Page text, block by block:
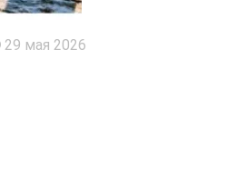
29 мая 2026